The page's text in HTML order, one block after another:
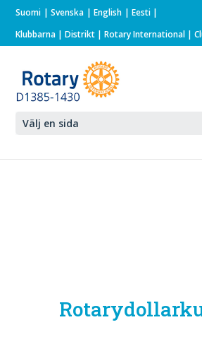
Suomi Svenska English
Eesti
Klubbarna |Distrikt |Rotary International |
Välj en sida